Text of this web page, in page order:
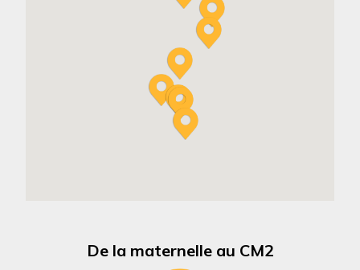
De la maternelle au CM2